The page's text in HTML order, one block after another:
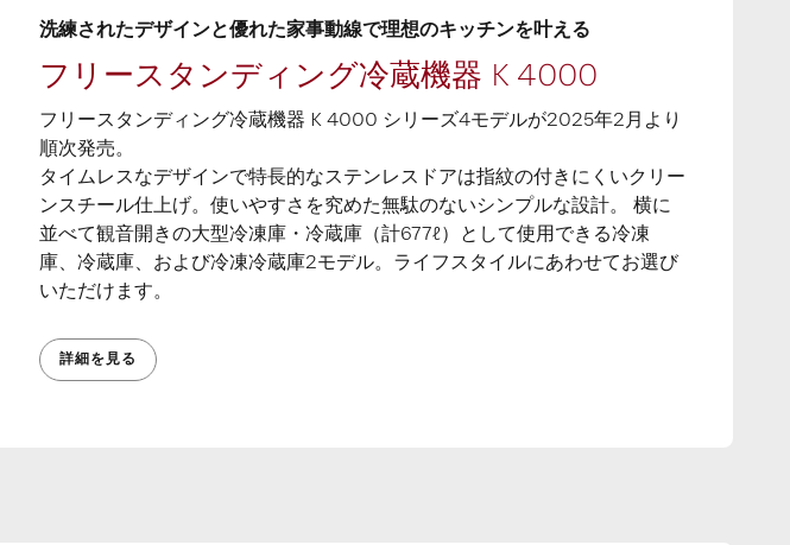
洗練されたデザインと優れた家事動線で理想のキッチンを叶える
フリースタンディング冷蔵機器 K 4000
フリースタンディング冷蔵機器 K 4000 シリーズ4モデルが2025年2月より
順次発売。
タイムレスなデザインで特長的なステンレスドアは指紋の付きにくいクリー
ンスチール仕上げ。使いやすさを究めた無駄のないシンプルな設計。 横に
並べて観⾳開きの⼤型冷凍庫・冷蔵庫（計677ℓ）として使⽤できる冷凍
庫、冷蔵庫、および冷凍冷蔵庫2モデル。ライフスタイルにあわせてお選び
いただけます。
詳細を見る